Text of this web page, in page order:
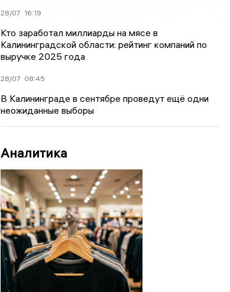
28/07 16:19
Кто заработал миллиарды на мясе в
Калининградской области: рейтинг компаний по
выручке 2025 года
28/07 08:45
В Калининграде в сентябре проведут ещё одни
неожиданные выборы
Аналитика